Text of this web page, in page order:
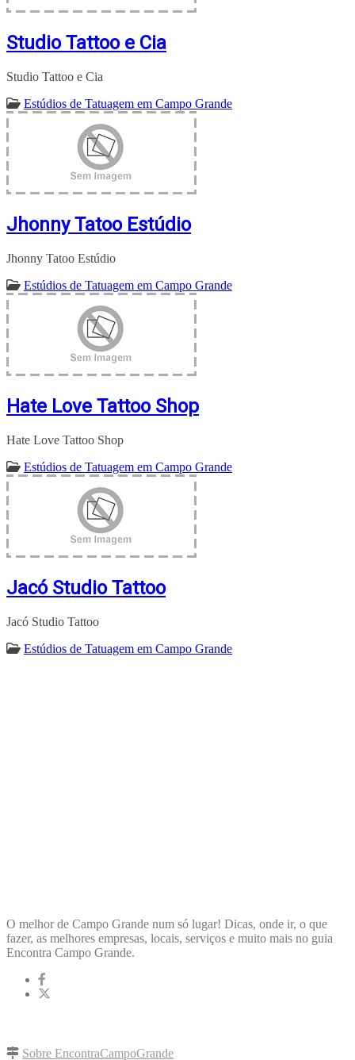
Studio Tattoo e Cia
Studio Tattoo e Cia
Estúdios de Tatuagem em Campo Grande
Jhonny Tatoo Estúdio
Jhonny Tatoo Estúdio
Estúdios de Tatuagem em Campo Grande
Hate Love Tattoo Shop
Hate Love Tattoo Shop
Estúdios de Tatuagem em Campo Grande
Jacó Studio Tattoo
Jacó Studio Tattoo
Estúdios de Tatuagem em Campo Grande
O melhor de Campo Grande num só lugar! Dicas, onde ir, o que
fazer, as melhores empresas, locais, serviços e muito mais no guia
Encontra Campo Grande.
Sobre EncontraCampoGrande